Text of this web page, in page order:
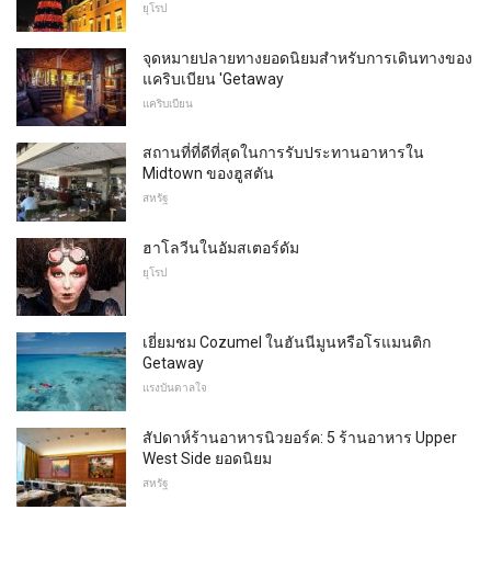
ยุโรป
จุดหมายปลายทางยอดนิยมสำหรับการเดินทางของ
แคริบเบียน 'Getaway
แคริบเบียน
สถานที่ที่ดีที่สุดในการรับประทานอาหารใน
Midtown ของฮูสตัน
สหรัฐ
ฮาโลวีนในอัมสเตอร์ดัม
ยุโรป
เยี่ยมชม Cozumel ในฮันนีมูนหรือโรแมนติก
Getaway
แรงบันดาลใจ
สัปดาห์ร้านอาหารนิวยอร์ค: 5 ร้านอาหาร Upper
West Side ยอดนิยม
สหรัฐ